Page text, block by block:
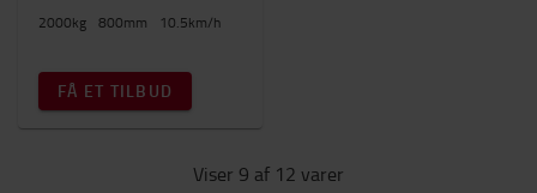
2000kg 800mm 10.5km/h
FÅ ET TILBUD
Viser 9 af 12 varer